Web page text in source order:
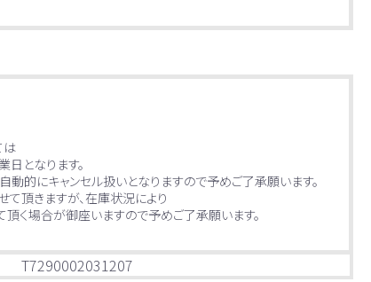
は
日となります。
的にキャンセル扱いとなりますので予めご了承願います。
て頂きますが、在庫状況により
く場合が御座いますので予めご了承願います。
T7290002031207